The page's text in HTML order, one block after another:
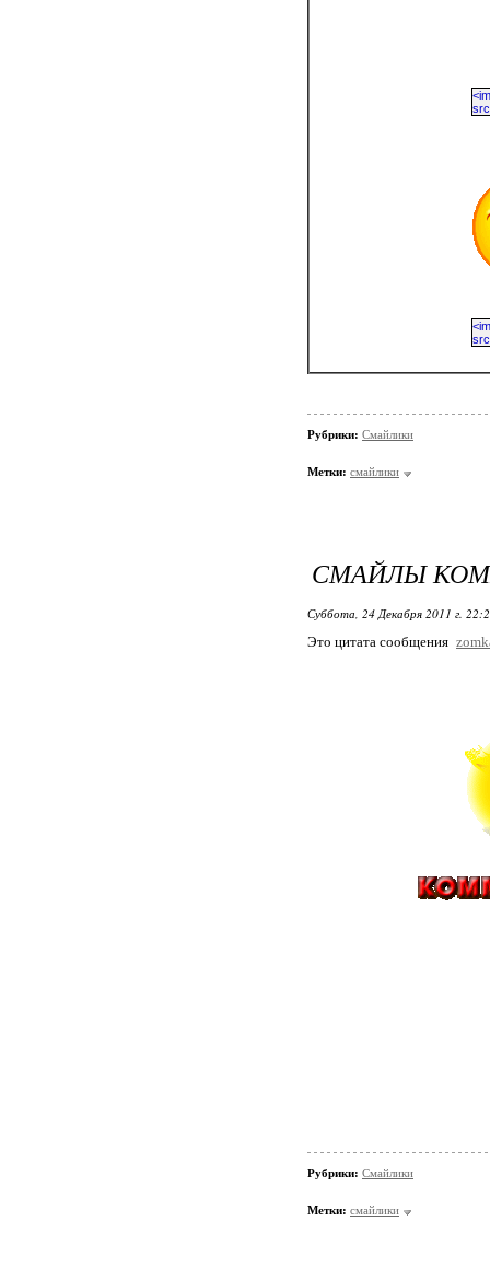
Рубрики: Смайлики
Метки: смайлики
СМАЙЛЫ
Суббота, 24 Декабря 2011 г.
Это цитата сообщения
Рубрики: Смайлики
Метки: смайлики